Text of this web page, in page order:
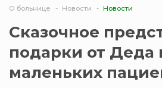
О больнице Новости Новости
Сказочное
подарки от Деда
маленьких